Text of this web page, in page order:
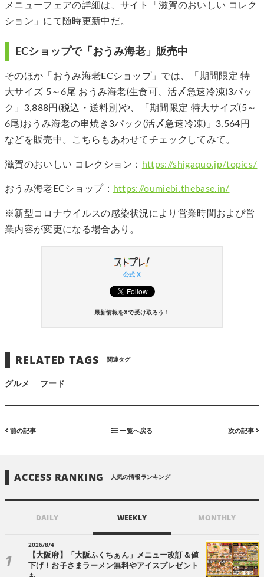
メニューフェアの詳細は、サイト「滋賀のおいしい コレク
ション」にて随時更新中だ。
ECショップで「おうみ海老」販売中
そのほか「おうみ海老ECショップ」では、「期間限定 特
大サイズ 5～6尾 おうみ海老(生食可、活〆急速冷凍)3パッ
ク」3,888円(税込・送料別)や、「期間限定 特大サイズ(5～
6尾)おうみ海老の串焼き3パック(活〆急速冷凍)」3,564円
などを販売中。こちらもあわせてチェックしてみて。
滋賀のおいしい コレクション： https://shigaquo.jp/topics/
おうみ海老ECショップ： https://oumiebi.thebase.in/
※新型コロナウイルスの感染状況により営業時間および営
業内容が変更になる場合あり。
公式 X
最新情報をXで受け取ろう！
RELATED TAGS 関連タグ
グルメ フード
前の記事 一覧へ戻る 次の記事
ACCESS RANKING 人気の情報ランキング
DAILY WEEKLY MONTHLY
2026/8/4
【大阪府】「大阪ふくちぁん」メニュー改訂＆値
下げ！お子さまラーメン無料やアイスプレゼント